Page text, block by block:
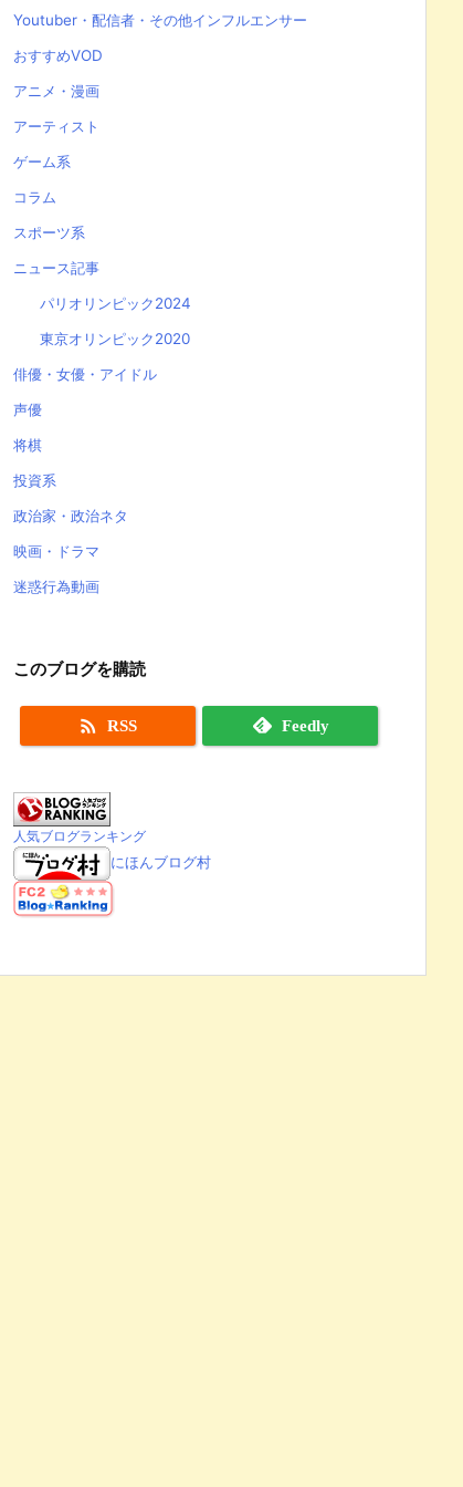
Youtuber・配信者・その他インフルエンサー
おすすめVOD
アニメ・漫画
アーティスト
ゲーム系
コラム
スポーツ系
ニュース記事
パリオリンピック2024
東京オリンピック2020
俳優・女優・アイドル
声優
将棋
投資系
政治家・政治ネタ
映画・ドラマ
迷惑行為動画
このブログを購読
 RSS Feedly
人気ブログランキング
にほんブログ村